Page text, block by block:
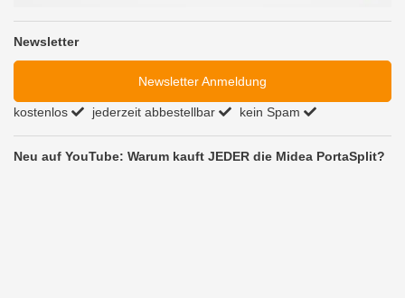
Newsletter
Newsletter Anmeldung
kostenlos jederzeit abbestellbar kein Spam
Neu auf YouTube: Warum kauft JEDER die Midea PortaSplit?